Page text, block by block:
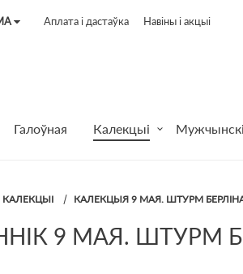
Аплата і дастаўка Навіны і акцыі
Галоўная Калекцыі
КАЛЕКЦЫІ КАЛЕКЦЫЯ 9 МАЯ. ШТУРМ
9 МАЯ. ШТУРМ